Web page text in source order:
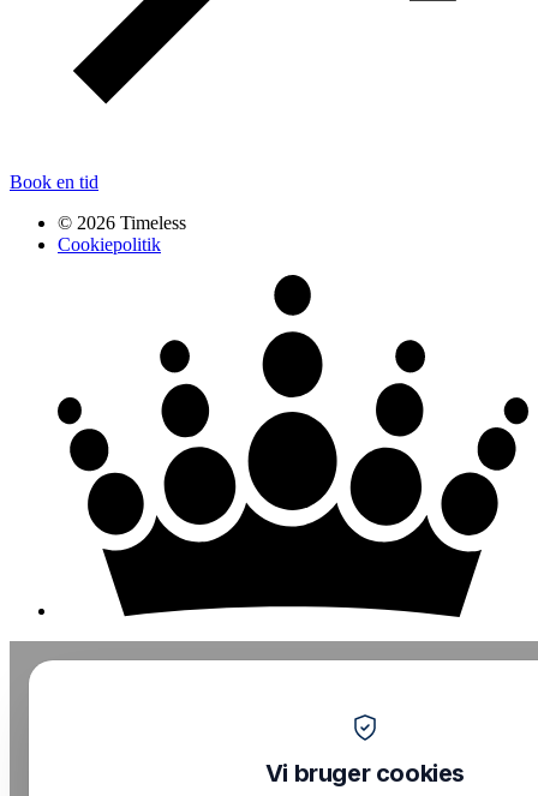
Book en tid
© 2026 Timeless
Cookiepolitik